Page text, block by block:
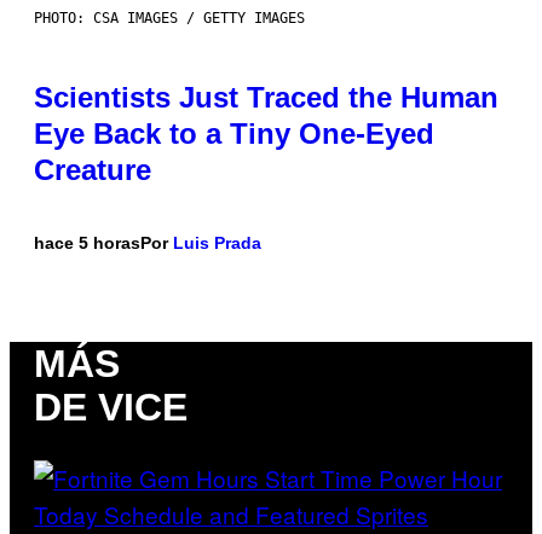
PHOTO: CSA IMAGES / GETTY IMAGES
Scientists Just Traced the Human
Eye Back to a Tiny One-Eyed
Creature
hace 5 horasPor Luis Prada
MÁS
DE VICE